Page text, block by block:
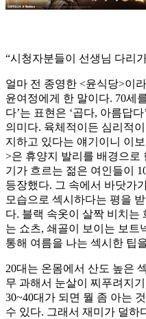
“시청자분들이 선생님 다리
얼마 전 종영한 <윤식당>이
윤여정에게 한 말이다. 70세
다’는 표현은 ‘곱다, 아름답
의미다. 육체적이든 심리적
지하고 있다는 얘기이니 이
>은 휴양지 발리를 배경으로
기가 흐르는 젊은 여인들이
등장했다. 그 속에서 바닷가
모습으로 섹시하다는 평을
다. 블랙 속옷이 살짝 비치는
는 쇼츠, 쇄골이 보이는 보트
통해 여름을 나는 섹시한 팁
20대는 온몸에서 산도 높은
무 과해서 눈살이 찌푸려지
30~40대가 되면 뭘 좀 아는
수 있다. 그래서 재미가 덜하